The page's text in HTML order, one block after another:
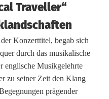
Traveller“
Konzerttitel, begab sich
durch das musikalische
englische Musikgelehrte
zu seiner Zeit den Klang
prägender